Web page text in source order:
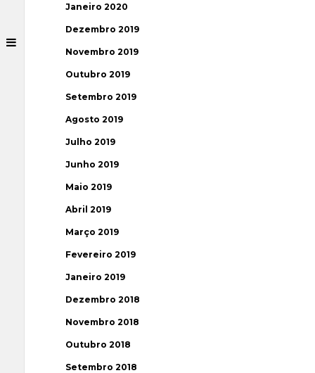
Janeiro 2020
Dezembro 2019
Novembro 2019
Outubro 2019
Setembro 2019
Agosto 2019
Julho 2019
Junho 2019
Maio 2019
Abril 2019
Março 2019
Fevereiro 2019
Janeiro 2019
Dezembro 2018
Novembro 2018
Outubro 2018
Setembro 2018